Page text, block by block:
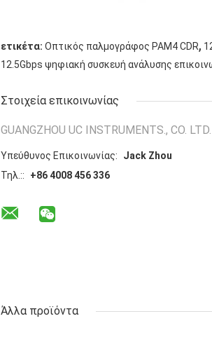
ετικέτα: Οπτικός παλμογράφος PAM4 CDR,
12.5Gbps ψηφιακή συσκευή ανάλυσης
Στοιχεία επικοινωνίας
GUANGZHOU UC INSTRUMENTS., CO. LTD.
Υπεύθυνος Επικοινωνίας:
Jack Zhou
Τηλ.::
+86 4008 456 336
Άλλα προϊόντα